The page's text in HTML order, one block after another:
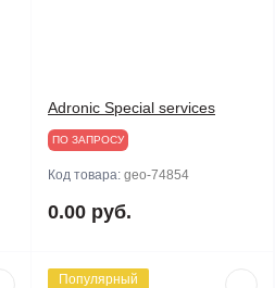
Adronic Special services
ПО ЗАПРОСУ
Код товара: geo-74854
0.00 руб.
Популярный